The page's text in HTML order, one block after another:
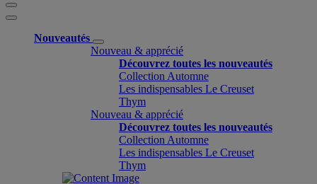
Nouveautés
Nouveau & apprécié
Découvrez toutes les nouveautés
Collection Automne
Les indispensables Le Creuset
Thym
Nouveau & apprécié
Découvrez toutes les nouveautés
Collection Automne
Les indispensables Le Creuset
Thym